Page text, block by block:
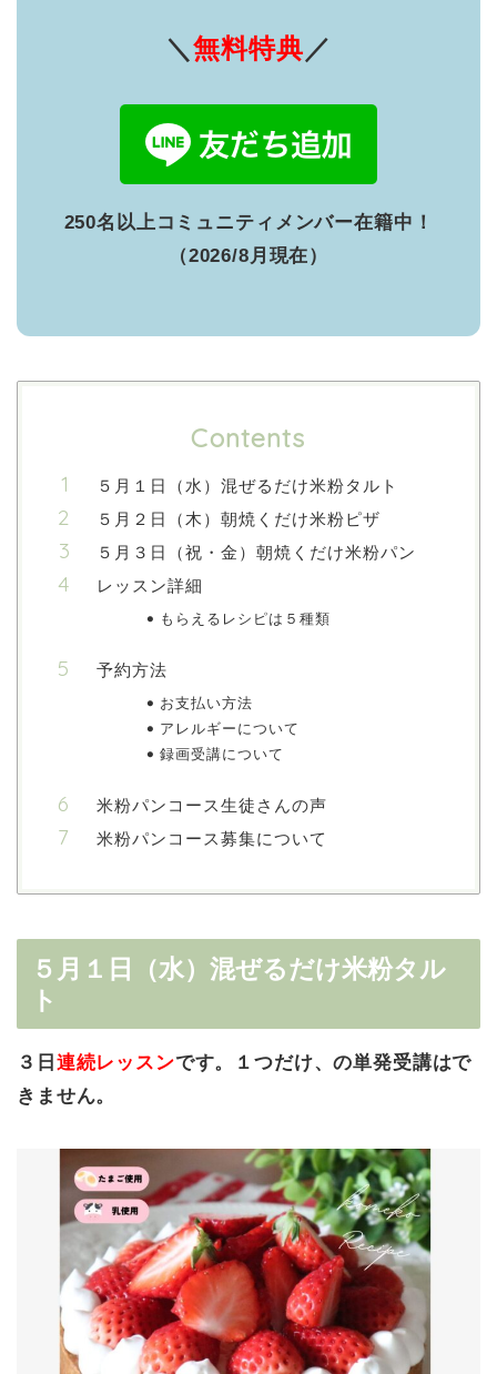
＼無料特典／
250名以上コミュニティメンバー在籍中！
（2026/8月現在）
Contents
５月１日（水）混ぜるだけ米粉タルト
５月２日（木）朝焼くだけ米粉ピザ
５月３日（祝・金）朝焼くだけ米粉パン
レッスン詳細
もらえるレシピは５種類
予約方法
お支払い方法
アレルギーについて
録画受講について
米粉パンコース生徒さんの声
米粉パンコース募集について
５月１日（水）混ぜるだけ米粉タル
ト
３日 連続レッスンです。１つだけ、の単発受講はで
きません。